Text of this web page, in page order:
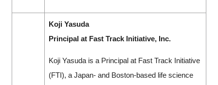
Koji Yasuda
Principal at Fast Track Initiative, Inc.
Koji Yasuda is a Principal at Fast Track Initiative
(FTI), a Japan- and Boston-based life science